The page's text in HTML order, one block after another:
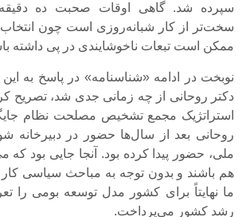
سپرده شد. گاهی اوقات صحبت ده
سخت‌تر از کار شبانه‌روزی است چون انتخاب
ممکن است تبعات ناخوشایندی در پی داشته
نوبخت در ادامه «شناسنامه» در پاسخ به
دکتر روحانی از چه زمانی جدی شد، تصریح
استراتژیک مجمع تشخیص مصلحت نظام
روحانی بعد از سال‌ها حضور در دبیرخانه
ملی، حضور پیدا کرده بود. آنجا جایی بود که
هم باشند و بدون توجه به مباحث سیاسی کار
ما نهایتاً برای کشور مدل توسعه بومی را
رشد کشور می‌پرداخت.